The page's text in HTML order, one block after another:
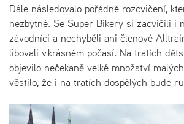
Dále následovalo pořádné rozcvičení,
nezbytné. Se Super Bikery si zacvičili i
závodníci a nechyběli ani členové
libovali v krásném počasí. Na tratích
objevilo nečekaně velké množství
věstilo, že i na tratích dospělých bude